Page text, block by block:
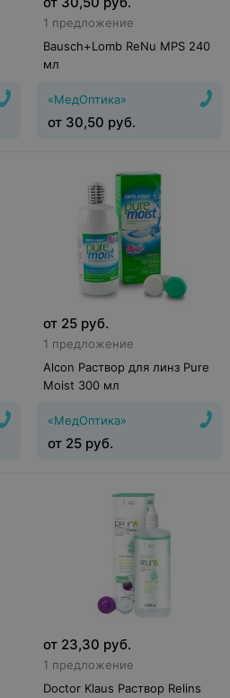
1 предложение
Bausch+Lomb ReNu MPS 240
мл
«МедОптика»
от 30,50 руб.
от 25 руб.
1 предложение
Alcon Раствор для линз Pure
Moist 300 мл
«МедОптика»
от 25 руб.
от 23,30 руб.
1 предложение
Doctor Klaus Раствор Relins